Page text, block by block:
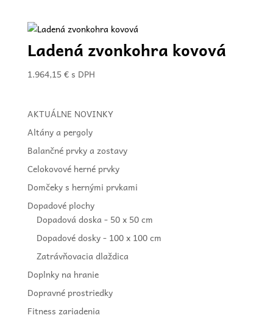
Ladená zvonkohra kovová
1.964,15€ s DPH
AKTUÁLNE NOVINKY
Altány a pergoly
Balančné prvky a zostavy
Celokovové herné prvky
Domčeky s hernými prvkami
Dopadové plochy
Dopadová doska - 50 x 50 cm
Dopadové dosky - 100 x 100 cm
Zatrávňovacia dlaždica
Doplnky na hranie
Dopravné prostriedky
Fitness zariadenia